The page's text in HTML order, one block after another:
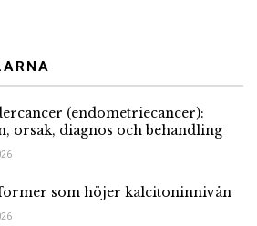
(endometriecancer):
orsak, diagnos och behandling
som höjer kalcitoninnivån